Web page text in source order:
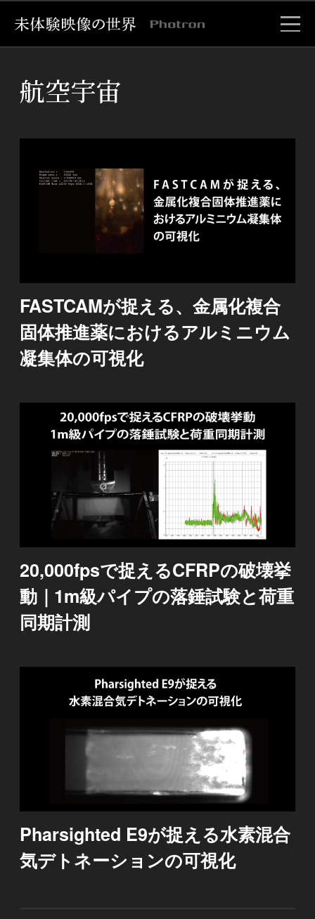
航空宇宙
FASTCAMが捉える、金属化複合
固体推進薬におけるアルミニウム
凝集体の可視化
20,000fpsで捉えるCFRPの破壊挙
動｜1m級パイプの落錘試験と荷重
同期計測
Pharsighted E9が捉える水素混合
気デトネーションの可視化